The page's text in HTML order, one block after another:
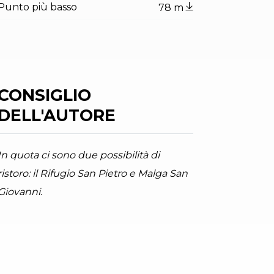
Punto più basso 78 m
quota ci sono due possibilità di
il Rifugio San Pietro e Malga San